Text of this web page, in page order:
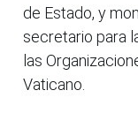
de Estado, y
secretario para
las
Vaticano.